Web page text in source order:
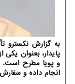
به گزارش نکسترو
پایدار، بعنوان
و پویا مطرح
انجام داده و